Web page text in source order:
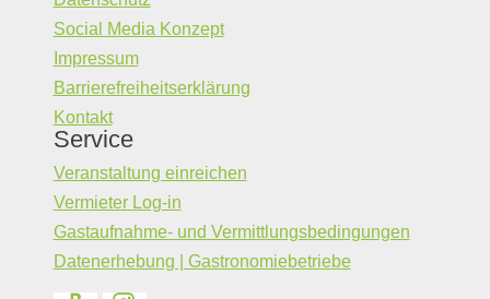
Social Media Konzept
Impressum
Barrierefreiheitserklärung
Kontakt
Service
Veranstaltung einreichen
Vermieter Log-in
Gastaufnahme- und Vermittlungsbedingungen
Datenerhebung | Gastronomiebetriebe